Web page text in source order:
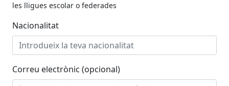
les lligues escolar o federades
Nacionalitat
Correu electrònic (opcional)